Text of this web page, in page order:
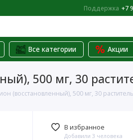
Поддержка +7
Все категории Акции
500 мг, 30
(восстановленный), 500 мг, 30
В избранное
Добавили 3 человека